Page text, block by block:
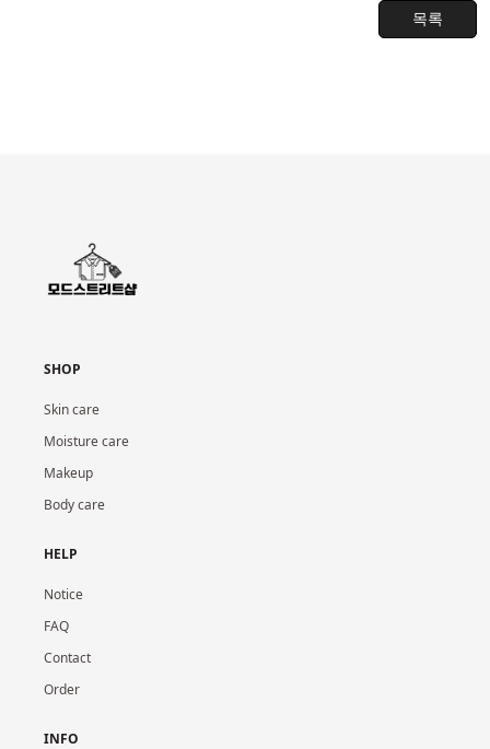
목록
SHOP
Skin care
Moisture care
Makeup
Body care
HELP
Notice
FAQ
Contact
Order
INFO